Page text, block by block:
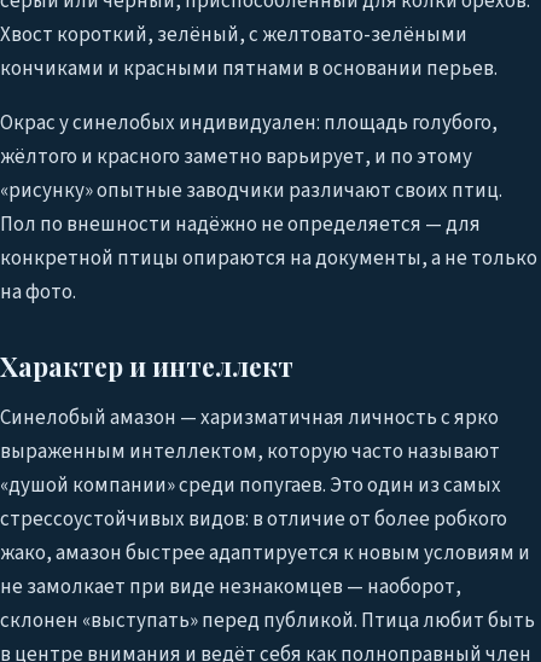
Хвост короткий, зелёный, с желтовато-зелёными
кончиками и красными пятнами в основании перьев.
Окрас у синелобых индивидуален: площадь голубого,
жёлтого и красного заметно варьирует, и по этому
«рисунку» опытные заводчики различают своих птиц.
Пол по внешности надёжно не определяется — для
конкретной птицы опираются на документы, а не только
на фото.
Характер и интеллект
Синелобый амазон — харизматичная личность с ярко
выраженным интеллектом, которую часто называют
«душой компании» среди попугаев. Это один из самых
стрессоустойчивых видов: в отличие от более робкого
жако, амазон быстрее адаптируется к новым условиям и
не замолкает при виде незнакомцев — наоборот,
склонен «выступать» перед публикой. Птица любит быть
в центре внимания и ведёт себя как полноправный член